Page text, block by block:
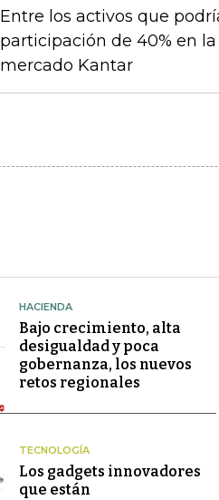
Entre los activos que
participación de 40% en
mercado Kantar
HACIENDA
Bajo crecimiento, alta
desigualdad y poca
gobernanza, los nuevos
retos regionales
TECNOLOGÍA
Los gadgets innovadores
que están